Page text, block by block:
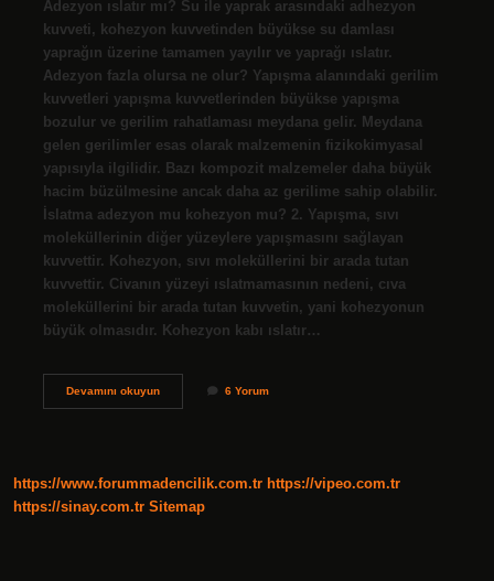
Adezyon ıslatır mı? Su ile yaprak arasındaki adhezyon
kuvveti, kohezyon kuvvetinden büyükse su damlası
yaprağın üzerine tamamen yayılır ve yaprağı ıslatır.
Adezyon fazla olursa ne olur? Yapışma alanındaki gerilim
kuvvetleri yapışma kuvvetlerinden büyükse yapışma
bozulur ve gerilim rahatlaması meydana gelir. Meydana
gelen gerilimler esas olarak malzemenin fizikokimyasal
yapısıyla ilgilidir. Bazı kompozit malzemeler daha büyük
hacim büzülmesine ancak daha az gerilime sahip olabilir.
İslatma adezyon mu kohezyon mu? 2. Yapışma, sıvı
moleküllerinin diğer yüzeylere yapışmasını sağlayan
kuvvettir. Kohezyon, sıvı moleküllerini bir arada tutan
kuvvettir. Civanın yüzeyi ıslatmamasının nedeni, cıva
moleküllerini bir arada tutan kuvvetin, yani kohezyonun
büyük olmasıdır. Kohezyon kabı ıslatır…
Devamını okuyunAdezyon
6 Yorum
https://www.forummadencilik.com.tr https://vipeo.com.tr
https://sinay.com.tr Sitemap